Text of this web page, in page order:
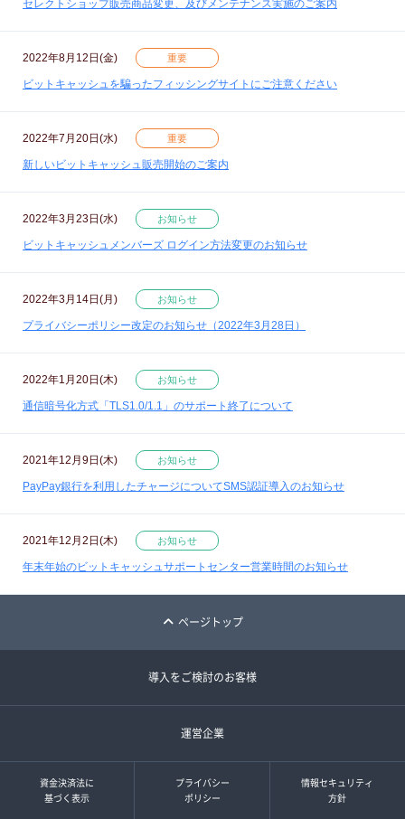
セレクトショップ販売商品変更、及びメンテナンス実施のご案内
2022年8月12日(金) 重要
ビットキャッシュを騙ったフィッシングサイトにご注意ください
2022年7月20日(水) 重要
新しいビットキャッシュ販売開始のご案内
2022年3月23日(水) お知らせ
ビットキャッシュメンバーズ ログイン方法変更のお知らせ
2022年3月14日(月) お知らせ
プライバシーポリシー改定のお知らせ（2022年3月28日）
2022年1月20日(木) お知らせ
通信暗号化方式「TLS1.0/1.1」のサポート終了について
2021年12月9日(木) お知らせ
PayPay銀行を利用したチャージについてSMS認証導入のお知らせ
2021年12月2日(木) お知らせ
年末年始のビットキャッシュサポートセンター営業時間のお知らせ
ページトップ
導入をご検討のお客様
運営企業
資金決済法に
基づく表示
プライバシー
ポリシー
情報セキュリティ
方針